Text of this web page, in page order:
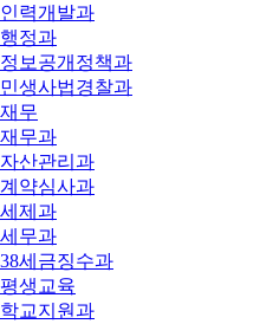
인력개발과
행정과
정보공개정책과
민생사법경찰과
재무
재무과
자산관리과
계약심사과
세제과
세무과
38세금징수과
평생교육
학교지원과